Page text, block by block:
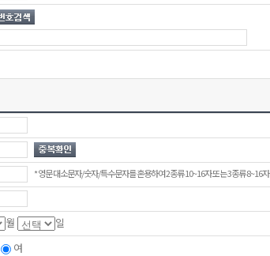
* 영문 대소문자/숫자/특수문자를 혼용하여 2종류 10~16자 또는 3종류 8~16자
월
일
여